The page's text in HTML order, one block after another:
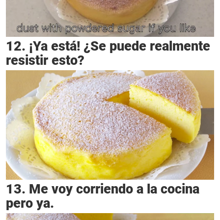
12. ¡Ya está! ¿Se puede realmente
resistir esto?
13. Me voy corriendo a la cocina
pero ya.